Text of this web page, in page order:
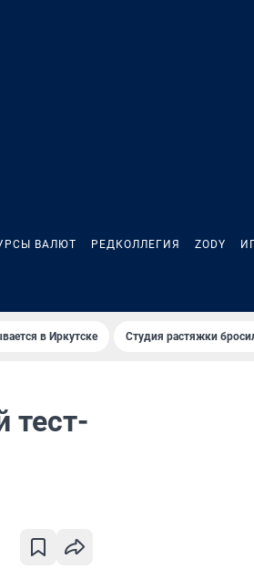
ВАЛЮТ РЕДКОЛЛЕГИЯ ZODY
в Иркутске Студия растяжки
тест-